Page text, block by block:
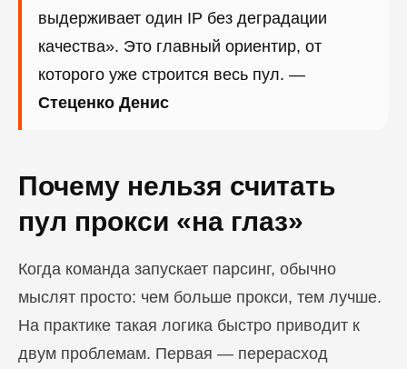
выдерживает один IP без деградации
качества». Это главный ориентир, от
которого уже строится весь пул. —
Стеценко Денис
Почему нельзя считать
пул прокси «на глаз»
Когда команда запускает парсинг, обычно
мыслят просто: чем больше прокси, тем лучше.
На практике такая логика быстро приводит к
двум проблемам. Первая — перерасход